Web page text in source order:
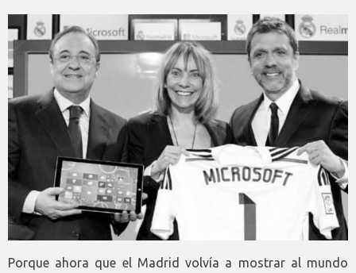
Porque ahora que el Madrid volvía a mostrar al mundo